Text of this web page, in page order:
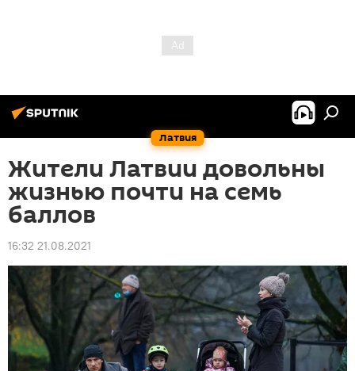
Латвия
Жители Латвии довольны
жизнью почти на семь
баллов
16:32 21.08.2021